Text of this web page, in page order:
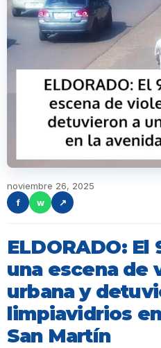
noviembre 26, 2025
f
w ↗
ELDORADO: El
una escena de
urbana y
limpiavidrios
San Martín